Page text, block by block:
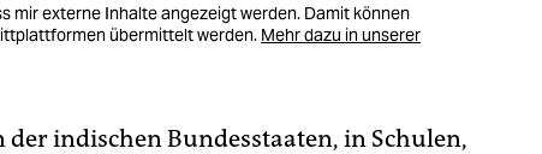
mir externe Inhalte angezeigt werden. Damit können
übermittelt werden. Mehr dazu in unserer
indischen Bundesstaaten, in Schulen,